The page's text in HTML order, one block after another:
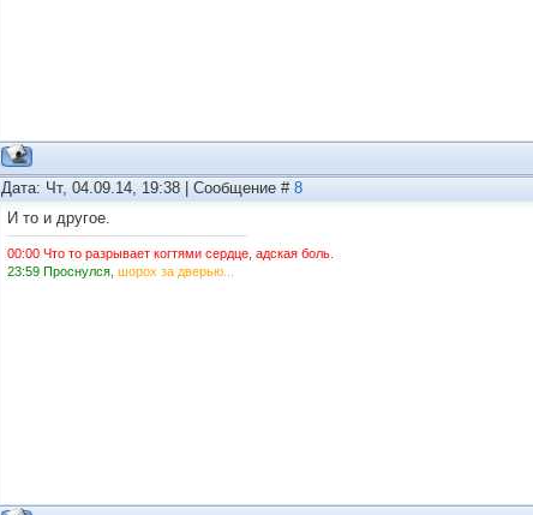
Дата: Чт, 04.09.14, 19:38 | Сообщение # 8
И то и другое.
00:00 Что то разрывает когтями сердце, адская боль.
23:59 Проснулся, шорох за дверью...